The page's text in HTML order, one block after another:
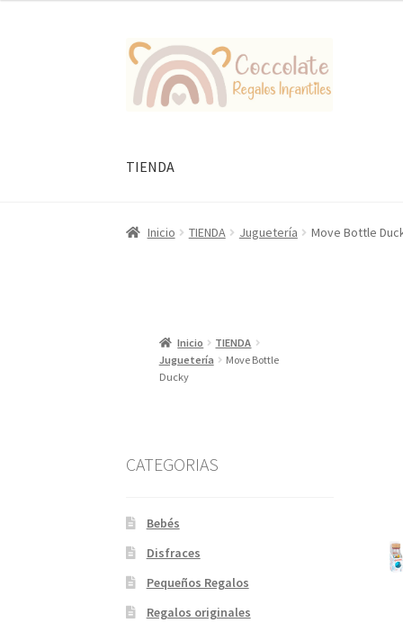
Ir
la
Ir
al
contenido
TIENDA
Inicio TIENDA Juguetería Move Bottle
Inicio
TIENDA
Juguetería
Move Bottle
Ducky
CATEGORIAS
Bebés
Disfraces
Pequeños Regalos
Regalos originales